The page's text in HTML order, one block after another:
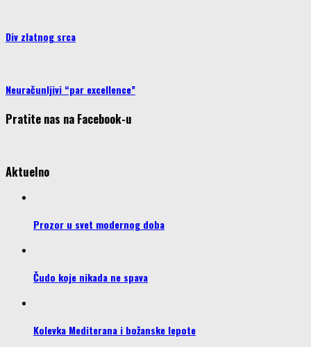
Div zlatnog srca
Neuračunljivi “par excellence”
Pratite nas na Facebook-u
Aktuelno
Prozor u svet modernog doba
Čudo koje nikada ne spava
Kolevka Mediterana i božanske lepote